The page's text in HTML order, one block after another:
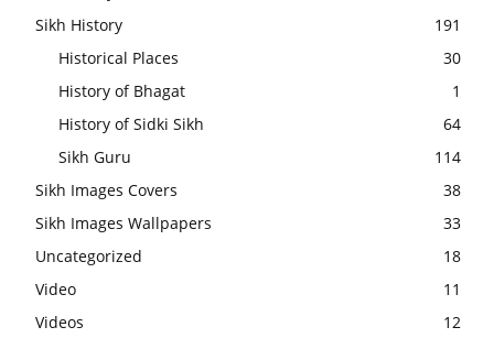
Sikh History
191
Historical Places
30
History of Bhagat
1
History of Sidki Sikh
64
Sikh Guru
114
Sikh Images Covers
38
Sikh Images Wallpapers
33
Uncategorized
18
Video
11
Videos
12